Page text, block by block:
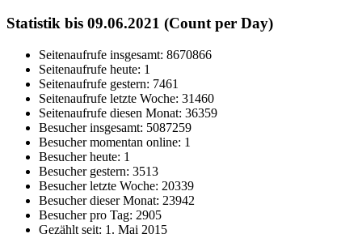
Statistik bis 09.06.2021 (Count per Day)
Seitenaufrufe insgesamt: 8670866
Seitenaufrufe heute: 1
Seitenaufrufe gestern: 7461
Seitenaufrufe letzte Woche: 31460
Seitenaufrufe diesen Monat: 36359
Besucher insgesamt: 5087259
Besucher momentan online: 1
Besucher heute: 1
Besucher gestern: 3513
Besucher letzte Woche: 20339
Besucher dieser Monat: 23942
Besucher pro Tag: 2905
Gezählt seit: 1. Mai 2015